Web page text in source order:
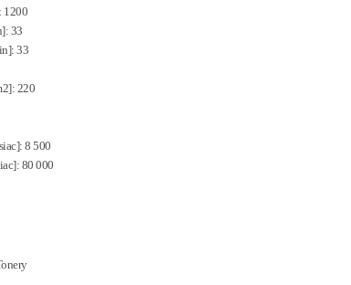
1200
33
33
220
8 500
80 000